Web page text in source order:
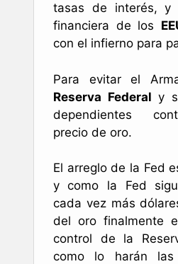
tasas de interés, y
financiera de los
con el infierno para
Para evitar el
Reserva Federal y
dependientes
precio de oro.
El arreglo de la Fed
y como la Fed
cada vez más
del oro finalmente
control de la
como lo harán